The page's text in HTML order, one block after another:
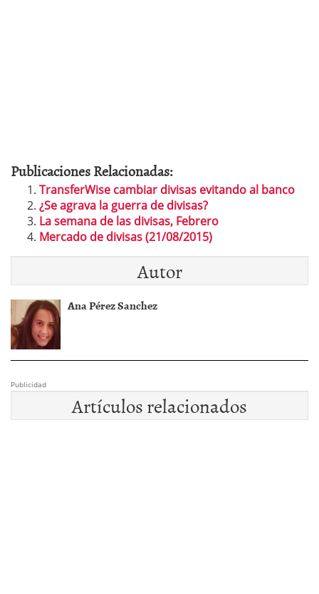
Publicaciones Relacionadas:
TransferWise cambiar divisas evitando al banco
¿Se agrava la guerra de divisas?
La semana de las divisas, Febrero
Mercado de divisas (21/08/2015)
Autor
Ana Pérez Sanchez
Publicidad
Artículos relacionados